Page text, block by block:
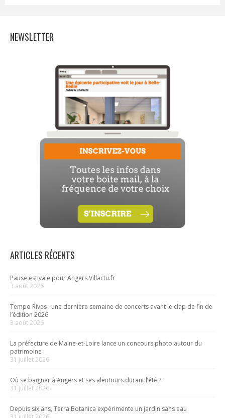
NEWSLETTER
ARTICLES RÉCENTS
Pause estivale pour Angers.Villactu.fr
3 août 2026
Tempo Rives : une dernière semaine de concerts avant le clap de fin de
l’édition 2026
3 août 2026
La préfecture de Maine-et-Loire lance un concours photo autour du
patrimoine
31 juillet 2026
Où se baigner à Angers et ses alentours durant l’été ?
31 juillet 2026
Depuis six ans, Terra Botanica expérimente un jardin sans eau